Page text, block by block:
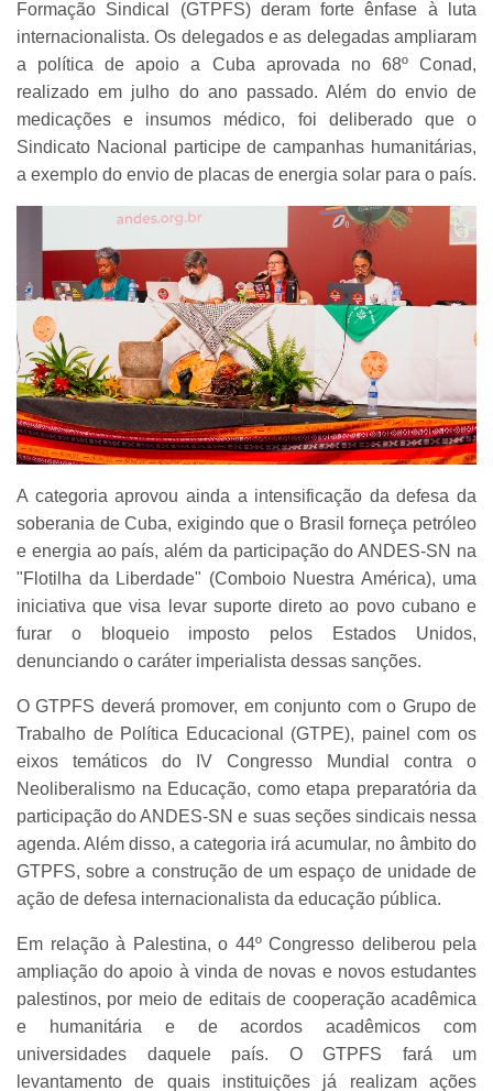
Formação Sindical (GTPFS) deram forte ênfase à luta
internacionalista. Os delegados e as delegadas ampliaram
a política de apoio a Cuba aprovada no 68º Conad,
realizado em julho do ano passado. Além do envio de
medicações e insumos médico, foi deliberado que o
Sindicato Nacional participe de campanhas humanitárias,
a exemplo do envio de placas de energia solar para o país.
A categoria aprovou ainda a intensificação da defesa da
soberania de Cuba, exigindo que o Brasil forneça petróleo
e energia ao país, além da participação do ANDES-SN na
"Flotilha da Liberdade" (Comboio Nuestra América), uma
iniciativa que visa levar suporte direto ao povo cubano e
furar o bloqueio imposto pelos Estados Unidos,
denunciando o caráter imperialista dessas sanções.
O GTPFS deverá promover, em conjunto com o Grupo de
Trabalho de Política Educacional (GTPE), painel com os
eixos temáticos do IV Congresso Mundial contra o
Neoliberalismo na Educação, como etapa preparatória da
participação do ANDES-SN e suas seções sindicais nessa
agenda. Além disso, a categoria irá acumular, no âmbito do
GTPFS, sobre a construção de um espaço de unidade de
ação de defesa internacionalista da educação pública.
Em relação à Palestina, o 44º Congresso deliberou pela
ampliação do apoio à vinda de novas e novos estudantes
palestinos, por meio de editais de cooperação acadêmica
e humanitária e de acordos acadêmicos com
universidades daquele país. O GTPFS fará um
levantamento de quais instituições já realizam ações